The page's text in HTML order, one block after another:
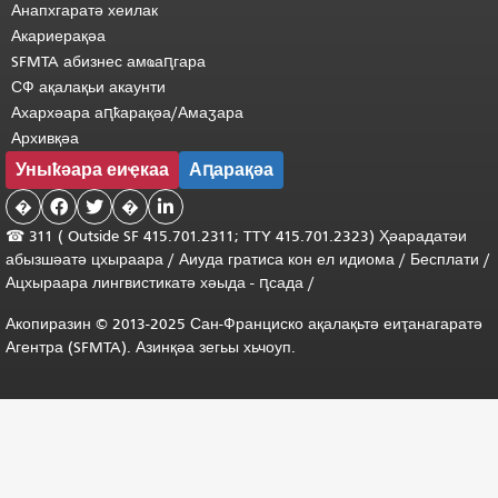
Анапхгаратә хеилак
Акариерақәа
SFMTA абизнес амҩаԥгара
СФ ақалақьи акаунти
Ахархәара аԥҟарақәа/Амаӡара
Архивқәа
Уныҟәара еиҿкаа Аԥарақәа
�   � 
☎ 311 ( Outside SF 415.701.2311; TTY 415.701.2323) Ҳәарадатәи
абызшәатә цхыраара / Аиуда гратиса кон ел идиома / Бесплати /
Ацхыраара лингвистикатә хәыда - ԥсада /
Акопиразин © 2013-2025 Сан-Франциско ақалақьтә еиҭанагаратә
Агентра (SFMTA). Азинқәа зегьы хьчоуп.